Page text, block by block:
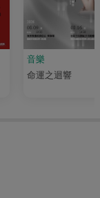
音樂
命運之迴響